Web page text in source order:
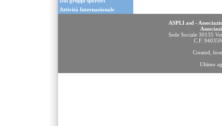
Attività Internazionale
ASPLI asd -
Sede Sociale 30135
C.F.
Created,
Ultimo